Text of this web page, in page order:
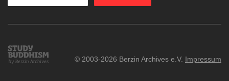
Study
Buddhism
© 2003-2026 Berzin Archives e.V. Impressum